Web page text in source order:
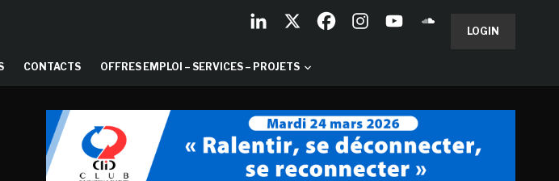
LOGIN
CONTACTS OFFRES EMPLOI – SERVICES – PROJETS